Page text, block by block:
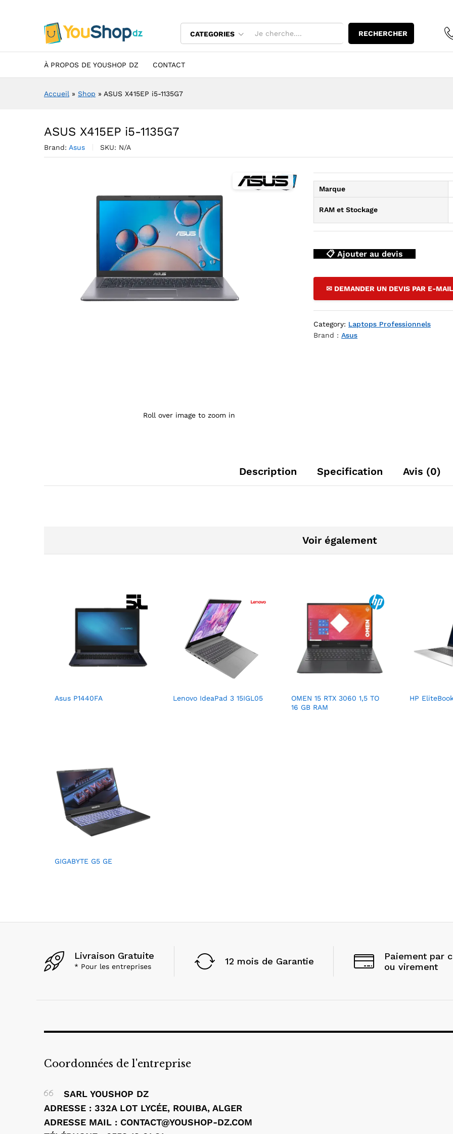
CATEGORIES RECHERCHER
À PROPOS DE YOUSHOP DZ CONTACT
Accueil » Shop » ASUS X415EP i5-1135G7
ASUS X415EP i5-1135G7
Brand: Asus SKU: N/A
Roll over image to zoom in
Marque
RAM et Stockage
📋 Ajouter au devis
✉ DEMANDER UN DEVIS PAR E-MAIL
Category: Laptops Professionnels
Brand :Asus
Description Specification Avis (0)
Voir également
Asus P1440FA Lenovo IdeaPad 3 15IGL05
OMEN 15 RTX 3060 1,5 TO
16 GB RAM
HP
GIGABYTE G5 GE
Livraison Gratuite
* Pour les entreprises 12 mois de Garantie
Paiement par
ou virement
Coordonnées de l'entreprise
SARL YOUSHOP DZ
ADRESSE : 332A LOT LYCÉE, ROUIBA, ALGER
ADRESSE MAIL : CONTACT@YOUSHOP-DZ.COM